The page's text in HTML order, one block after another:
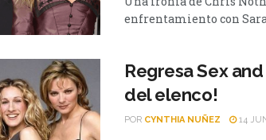
enfrentamiento con
Regresa Sex
del elenco!
POR CYNTHIA NUÑEZ 14